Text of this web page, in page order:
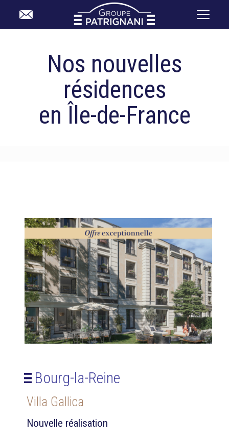
Accueil Nouvelles résidences IDF
Nos nouvelles
résidences
en Île-de-France
Bourg-la-Reine
Villa Gallica
Nouvelle réalisation